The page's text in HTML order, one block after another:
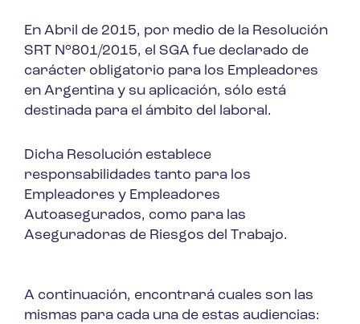
En Abril de 2015, por medio de la Resolución
SRT N°801/2015, el SGA fue declarado de
carácter obligatorio para los Empleadores
en Argentina y su aplicación, sólo está
destinada para el ámbito del laboral.
Dicha Resolución establece
responsabilidades tanto para los
Empleadores y Empleadores
Autoasegurados, como para las
Aseguradoras de Riesgos del Trabajo.
A continuación, encontrará cuales son las
mismas para cada una de estas audiencias: